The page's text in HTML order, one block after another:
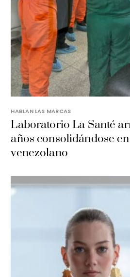
HABLAN LAS MARCAS
Laboratorio La Santé
años consolidándose
venezolano